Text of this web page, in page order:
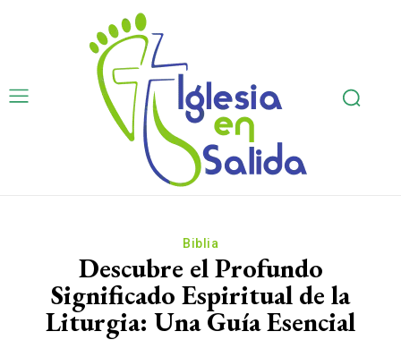
Biblia
Descubre el Profundo
Significado Espiritual de la
Liturgia: Una Guía Esencial